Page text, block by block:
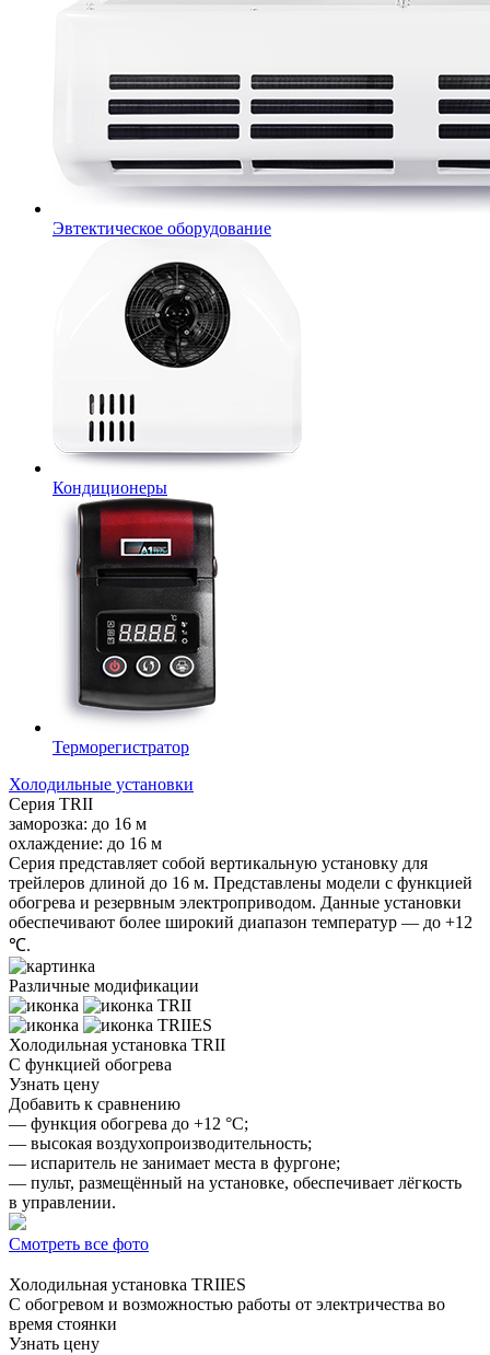
Эвтектическое оборудование
Кондиционеры
Терморегистратор
Холодильные установки
Серия TRII
заморозка: до 16 м
охлаждение: до 16 м
Серия представляет собой вертикальную установку для
трейлеров длиной до 16 м. Представлены модели с функцией
обогрева и резервным электроприводом. Данные установки
обеспечивают более широкий диапазон температур — до +12
℃.
Различные модификации
TRII
TRIIES
Холодильная установка TRII
С функцией обогрева
Узнать цену
Добавить к сравнению
— функция обогрева до +12 °C;
— высокая воздухопроизводительность;
— испаритель не занимает места в фургоне;
— пульт, размещённый на установке, обеспечивает лёгкость
в управлении.
Смотреть все фото
Холодильная установка TRIIES
С обогревом и возможностью работы от электричества во
время стоянки
Узнать цену